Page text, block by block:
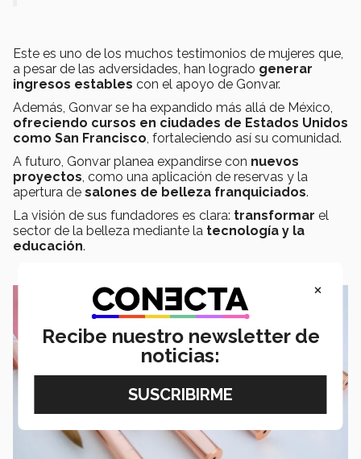
Este es uno de los muchos testimonios de mujeres que,
a pesar de las adversidades, han logrado generar
ingresos estables con el apoyo de Gonvar.
Además, Gonvar se ha expandido más allá de México,
ofreciendo cursos en ciudades de Estados Unidos
como San Francisco, fortaleciendo así su comunidad.
A futuro, Gonvar planea expandirse con nuevos
proyectos, como una aplicación de reservas y la
apertura de salones de belleza franquiciados.
La visión de sus fundadores es clara: transformar el
sector de la belleza mediante la tecnología y la
educación.
×
Recibe nuestro newsletter de
noticias: